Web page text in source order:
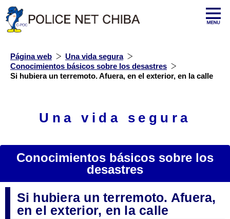
Página web
Una vida segura
Conocimientos básicos sobre los desastres
Si hubiera un terremoto. Afuera, en el exterior, en la calle
Una vida segura
Conocimientos básicos sobre los
desastres
Si hubiera un terremoto. Afuera,
en el exterior, en la calle